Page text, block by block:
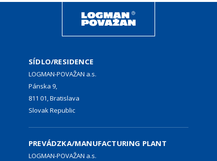
SÍDLO/RESIDENCE
LOGMAN-POVAŽAN a.s.
Pánska 9,
811 01, Bratislava
Slovak Republic
PREVÁDZKA/MANUFACTURING PLANT
LOGMAN-POVAŽAN a.s.